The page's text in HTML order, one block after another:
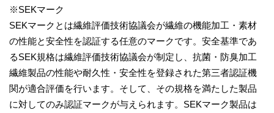
※SEKマーク
SEKマークとは繊維評価技術協議会が繊維の機能加工・素材
の性能と安全性を認証する任意のマークです。安全基準であ
るSEK規格は繊維評価技術協議会が制定し、抗菌・防臭加工
繊維製品の性能や耐久性・安全性を登録された第三者認証機
関が適合評価を行います。そして、その規格を満たした製品
に対してのみ認証マークが与えられます。SEKマーク製品は